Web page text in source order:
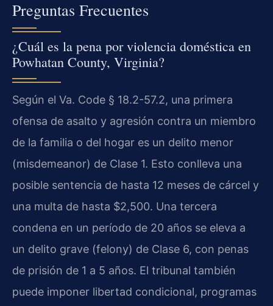
Preguntas Frecuentes
¿Cuál es la pena por violencia doméstica en
Powhatan County, Virginia?
Según el Va. Code § 18.2-57.2, una primera
ofensa de asalto y agresión contra un miembro
de la familia o del hogar es un delito menor
(misdemeanor) de Clase 1. Esto conlleva una
posible sentencia de hasta 12 meses de cárcel y
una multa de hasta $2,500. Una tercera
condena en un período de 20 años se eleva a
un delito grave (felony) de Clase 6, con penas
de prisión de 1 a 5 años. El tribunal también
puede imponer libertad condicional, programas